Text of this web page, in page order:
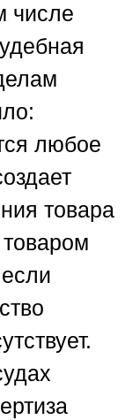
числе
любое
товара